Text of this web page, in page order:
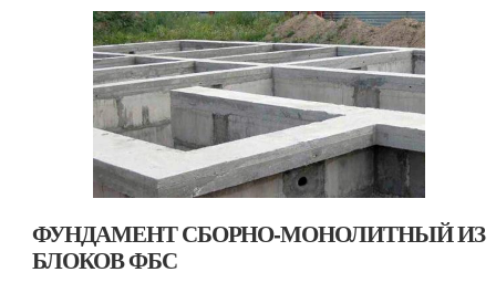
ФУНДАМЕНТ СБОРНО-МОНОЛИТНЫЙ ИЗ
БЛОКОВ ФБС